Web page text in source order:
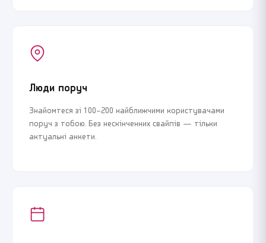
Люди поруч
Знайомтеся зі 100–200 найближчими користувачами
поруч з тобою. Без нескінченних свайпів — тільки
актуальні анкети.